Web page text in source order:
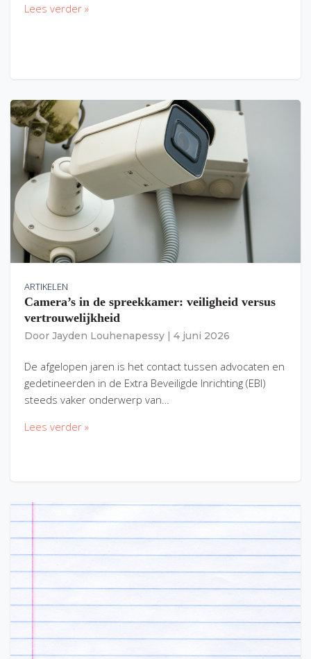
Lees verder »
ARTIKELEN
Camera’s in de spreekkamer: veiligheid versus
vertrouwelijkheid
Door Jayden Louhenapessy 4 juni 2026
De afgelopen jaren is het contact tussen advocaten en
gedetineerden in de Extra Beveiligde Inrichting (EBI)
steeds vaker onderwerp van…
Lees verder »